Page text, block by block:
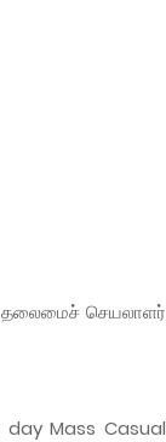
தலைமைச் செயலாளர்
Mass Casual